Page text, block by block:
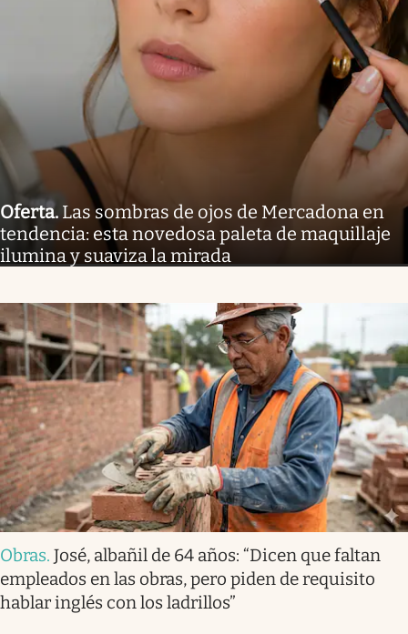
Oferta. Las sombras de ojos de Mercadona en
tendencia: esta novedosa paleta de maquillaje
ilumina y suaviza la mirada
Obras. José, albañil de 64 años: “Dicen que faltan
empleados en las obras, pero piden de requisito
hablar inglés con los ladrillos”